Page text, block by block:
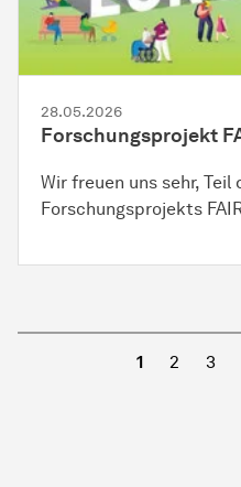
28.05.2026
Forschungsprojekt
Wir freuen uns sehr, Teil
Forschungsprojekts
1 2 3